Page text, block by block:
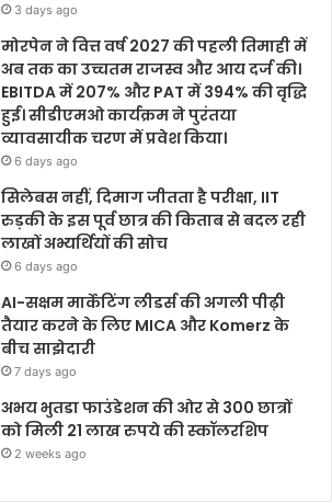
3 days ago
मोरपेन ने वित्त वर्ष 2027 की पहली तिमाही में
अब तक का उच्चतम राजस्व और आय दर्ज की।
EBITDA में 207% और PAT में 394% की वृद्धि
हुई। सीडीएमओ कार्यक्रम ने पुरंतया
व्यावसायीक चरण में प्रवेश किया।
6 days ago
सिलेबस नहीं, दिमाग जीतता है परीक्षा, IIT
रुड़की के इस पूर्व छात्र की किताब से बदल रही
लाखों अभ्यर्थियों की सोच
6 days ago
AI-सक्षम मार्केटिंग लीडर्स की अगली पीढ़ी
तैयार करने के लिए MICA और Komerz के
बीच साझेदारी
7 days ago
अभय भुतडा फाउंडेशन की ओर से 300 छात्रों
को मिली 21 लाख रुपये की स्कॉलरशिप
2 weeks ago